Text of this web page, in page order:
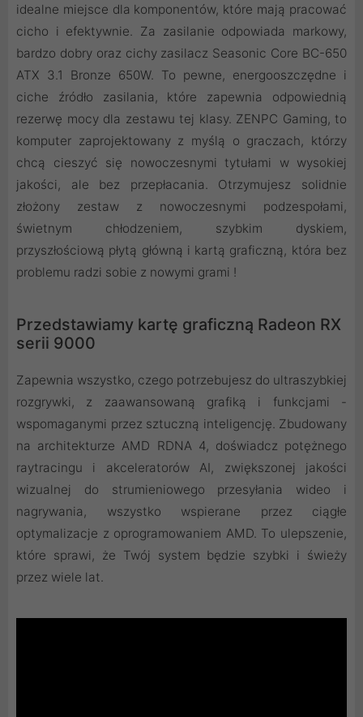
idealne miejsce dla komponentów, które mają pracować
cicho i efektywnie. Za zasilanie odpowiada markowy,
bardzo dobry oraz cichy zasilacz Seasonic Core BC-650
ATX 3.1 Bronze 650W. To pewne, energooszczędne i
ciche źródło zasilania, które zapewnia odpowiednią
rezerwę mocy dla zestawu tej klasy. ZENPC Gaming, to
komputer zaprojektowany z myślą o graczach, którzy
chcą cieszyć się nowoczesnymi tytułami w wysokiej
jakości, ale bez przepłacania. Otrzymujesz solidnie
złożony zestaw z nowoczesnymi podzespołami,
świetnym chłodzeniem, szybkim dyskiem,
przyszłościową płytą główną i kartą graficzną, która bez
problemu radzi sobie z nowymi grami !
Przedstawiamy kartę graficzną Radeon RX
serii 9000
Zapewnia wszystko, czego potrzebujesz do ultraszybkiej
rozgrywki, z zaawansowaną grafiką i funkcjami -
wspomaganymi przez sztuczną inteligencję. Zbudowany
na architekturze AMD RDNA 4, doświadcz potężnego
raytracingu i akceleratorów AI, zwiększonej jakości
wizualnej do strumieniowego przesyłania wideo i
nagrywania, wszystko wspierane przez ciągłe
optymalizacje z oprogramowaniem AMD. To ulepszenie,
które sprawi, że Twój system będzie szybki i świeży
przez wiele lat.